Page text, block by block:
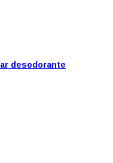
desodorante